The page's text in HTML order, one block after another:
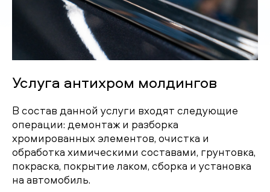
Услуга антихром молдингов
В состав данной услуги входят следующие
операции: демонтаж и разборка
хромированных элементов, очистка и
обработка химическими составами, грунтовка,
покраска, покрытие лаком, сборка и установка
на автомобиль.